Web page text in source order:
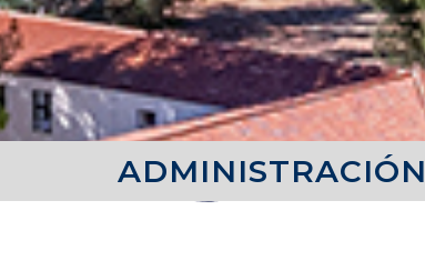
ADMINISTRACIÓN